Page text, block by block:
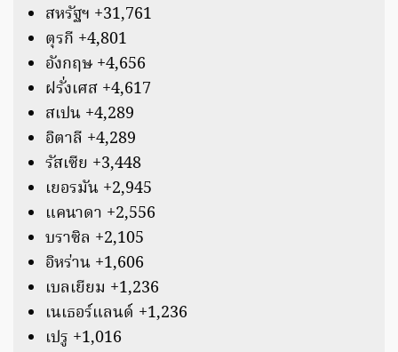
สหรัฐฯ +31,761
ตุรกี +4,801
อังกฤษ +4,656
ฝรั่งเศส +4,617
สเปน +4,289
อิตาลี +4,289
รัสเซีย +3,448
เยอรมัน +2,945
แคนาดา +2,556
บราซิล +2,105
อิหร่าน +1,606
เบลเยียม +1,236
เนเธอร์แลนด์ +1,236
เปรู +1,016